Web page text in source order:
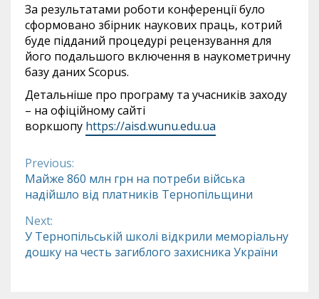
За результатами роботи конференції було
сформовано збірник наукових праць, котрий
буде підданий процедурі рецензування для
його подальшого включення в наукометричну
базу даних Scopus.
Детальніше про програму та учасників заходу
– на офіційному сайті
воркшопу https://aisd.wunu.edu.ua
Continue
Reading
Previous:
Майже 860 млн грн на потреби війська
надійшло від платників Тернопільщини
Next:
У Тернопільській школі відкрили меморіальну
дошку на честь загиблого захисника України